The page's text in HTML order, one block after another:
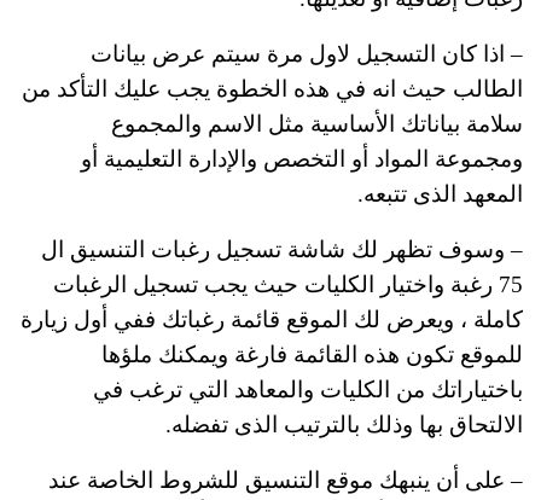
– اذا كان التسجيل لاول مرة سيتم عرض بيانات
الطالب حيث انه في هذه الخطوة يجب عليك التأكد من
سلامة بياناتك الأساسية مثل الاسم والمجموع
ومجموعة المواد أو التخصص والإدارة التعليمية أو
المعهد الذى تتبعه.
– وسوف تظهر لك شاشة تسجيل رغبات التنسيق ال
75 رغبة واختيار الكليات حيث يجب تسجيل الرغبات
كاملة ، ويعرض لك الموقع قائمة رغباتك ففي أول زيارة
للموقع تكون هذه القائمة فارغة ويمكنك ملؤها
باختياراتك من الكليات والمعاهد التي ترغب في
الالتحاق بها وذلك بالترتيب الذى تفضله.
– على أن ينبهك موقع التنسيق للشروط الخاصة عند